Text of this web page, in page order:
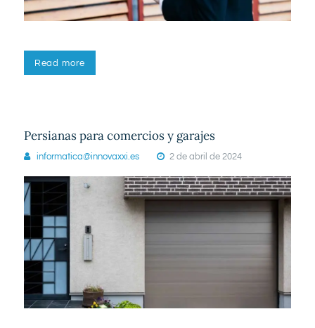
Read more
Persianas para comercios y garajes
informatica@innovaxxi.es 2 de abril de 2024